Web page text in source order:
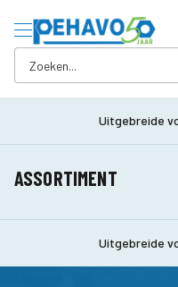
Uitgebreide
ASSORTIMENT
Uitgebreide